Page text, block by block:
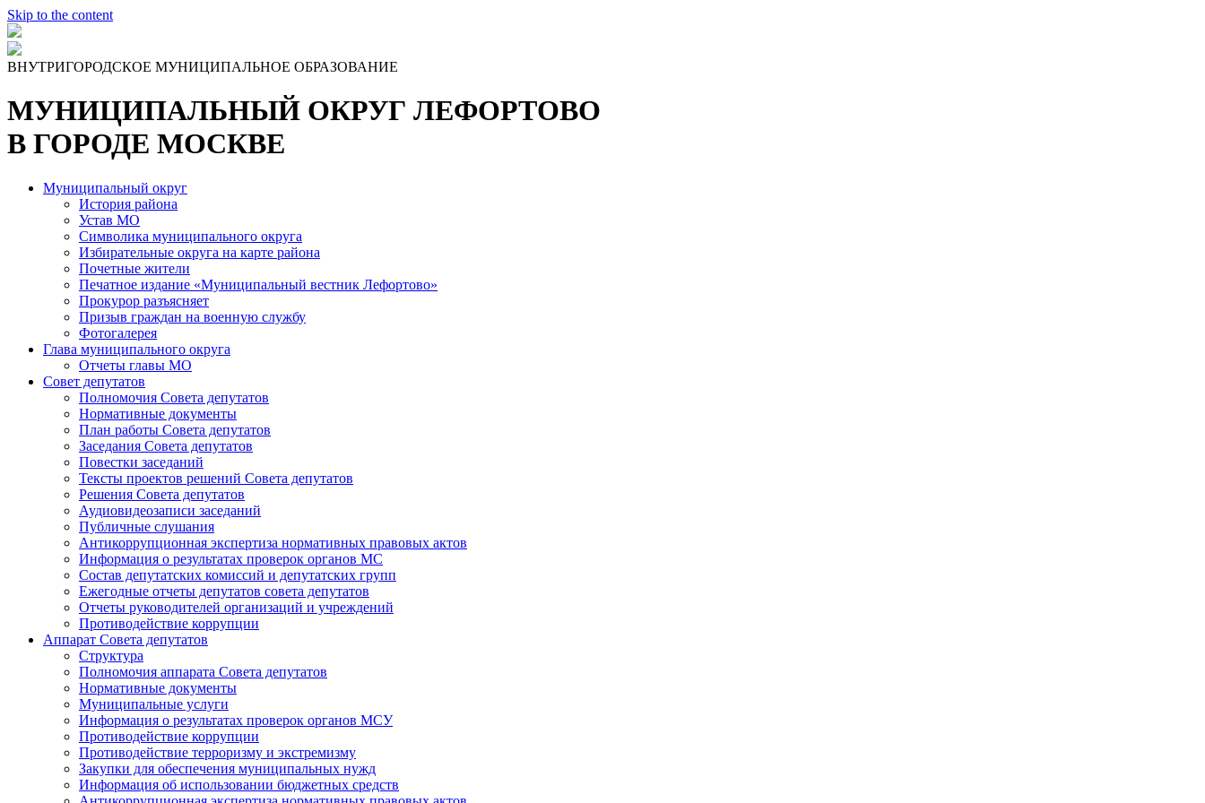
Skip to the content
ВНУТРИГОРОДСКОЕ МУНИЦИПАЛЬНОЕ ОБРАЗОВАНИЕ
МУНИЦИПАЛЬНЫЙ ОКРУГ ЛЕФОРТОВО
В ГОРОДЕ МОСКВЕ
Муниципальный округ
История района
Устав МО
Символика муниципального округа
Избирательные округа на карте района
Почетные жители
Печатное издание «Муниципальный вестник Лефортово»
Прокурор разъясняет
Призыв граждан на военную службу
Фотогалерея
Глава муниципального округа
Отчеты главы МО
Совет депутатов
Полномочия Совета депутатов
Нормативные документы
План работы Совета депутатов
Заседания Cовета депутатов
Повестки заседаний
Тексты проектов решений Совета депутатов
Решения Совета депутатов
Аудиовидеозаписи заседаний
Публичные слушания
Антикоррупционная экспертиза нормативных правовых актов
Информация о результатах проверок органов МС
Состав депутатских комиссий и депутатских групп
Ежегодные отчеты депутатов совета депутатов
Отчеты руководителей организаций и учреждений
Противодействие коррупции
Аппарат Совета депутатов
Структура
Полномочия аппарата Совета депутатов
Нормативные документы
Муниципальные услуги
Информация о результатах проверок органов МСУ
Противодействие коррупции
Противодействие терроризму и экстремизму
Закупки для обеспечения муниципальных нужд
Информация об использовании бюджетных средств